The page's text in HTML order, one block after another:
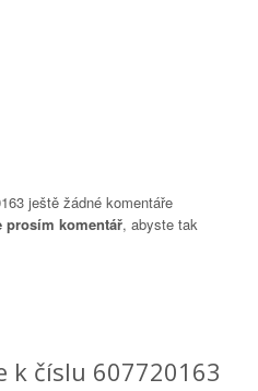
ještě žádné komentáře
prosím komentář, abyste tak
k číslu 607720163